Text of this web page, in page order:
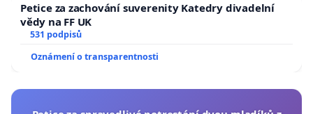
Petice za zachování suverenity Katedry divadelní
vědy na FF UK
531 podpisů
Oznámení o transparentnosti